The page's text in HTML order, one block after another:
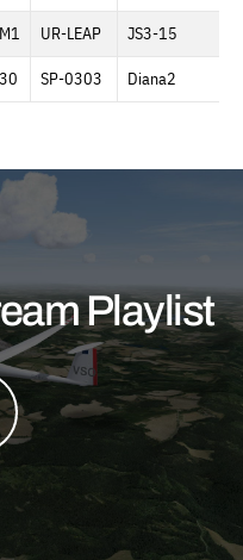
UR-LEAP JS3-15
SP-0303 Diana2
Playlist